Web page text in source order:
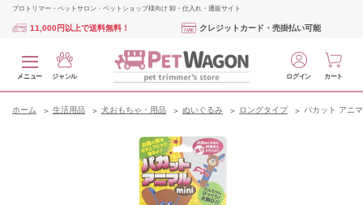
プロトリマー・ペットサロン・ペットショップ様向け 卸・仕入れ・通販サイト
11,000円以上で送料無料！ クレジットカード・売掛払い可能
メニュー ジャンル ログイン カート
ホーム 生活用品 犬おもちゃ・用品 ぬいぐるみ ロングタイプ パカット アニ